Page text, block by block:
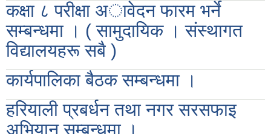
कक्षा ८ परीक्षा अावेदन फारम भर्ने
सम्बन्धमा । ( सामुदायिक । संस्थागत
विद्यालयहरू सबै )
कार्यपालिका बैठक सम्बन्धमा ।
हरियाली प्रबर्धन तथा नगर सरसफाइ
अभियान सम्बन्धमा ।